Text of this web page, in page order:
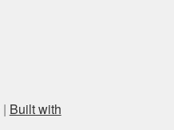
Built with